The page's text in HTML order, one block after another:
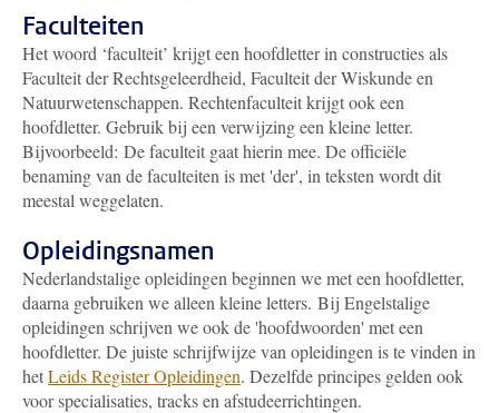
Faculteiten
Het woord ‘faculteit’ krijgt een hoofdletter in constructies als
Faculteit der Rechtsgeleerdheid, Faculteit der Wiskunde en
Natuurwetenschappen. Rechtenfaculteit krijgt ook een
hoofdletter. Gebruik bij een verwijzing een kleine letter.
Bijvoorbeeld: De faculteit gaat hierin mee. De officiële
benaming van de faculteiten is met 'der', in teksten wordt dit
meestal weggelaten.
Opleidingsnamen
Nederlandstalige opleidingen beginnen we met een hoofdletter,
daarna gebruiken we alleen kleine letters. Bij Engelstalige
opleidingen schrijven we ook de 'hoofdwoorden' met een
hoofdletter. De juiste schrijfwijze van opleidingen is te vinden in
hetLeids Register Opleidingen. Dezelfde principes gelden ook
voor specialisaties, tracks en afstudeerrichtingen.